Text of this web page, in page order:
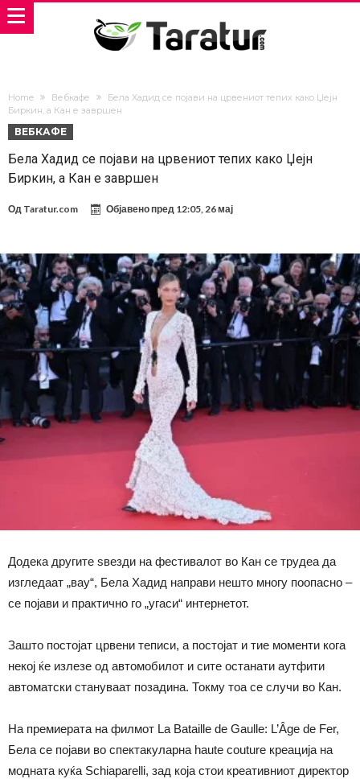
Home Вебкафе
Бела Хадид се појави на црвениот тепих како Џејн
Биркин, а Кан е завршен
ВЕБКАФЕ
Бела Хадид се појави на црвениот тепих како Џејн
Биркин, а Кан е завршен
Од Taratur.com Објавено пред 12:05, 26 мај
Додека другите ѕвезди на фестивалот во Кан се трудеа да
изгледаат „вау“, Бела Хадид направи нешто многу поопасно –
се појави и практично го „угаси“ интернетот.
Зашто постојат црвени теписи, а постојат и тие моменти кога
некој ќе излезе од автомобилот и сите останати аутфити
автоматски стануваат позадина. Токму тоа се случи во Кан.
На премиерата на филмот La Bataille de Gaulle: L’Âge de Fer,
Бела се појави во спектакуларна haute couture креација на
модната куќа Schiaparelli, зад која стои креативниот директор